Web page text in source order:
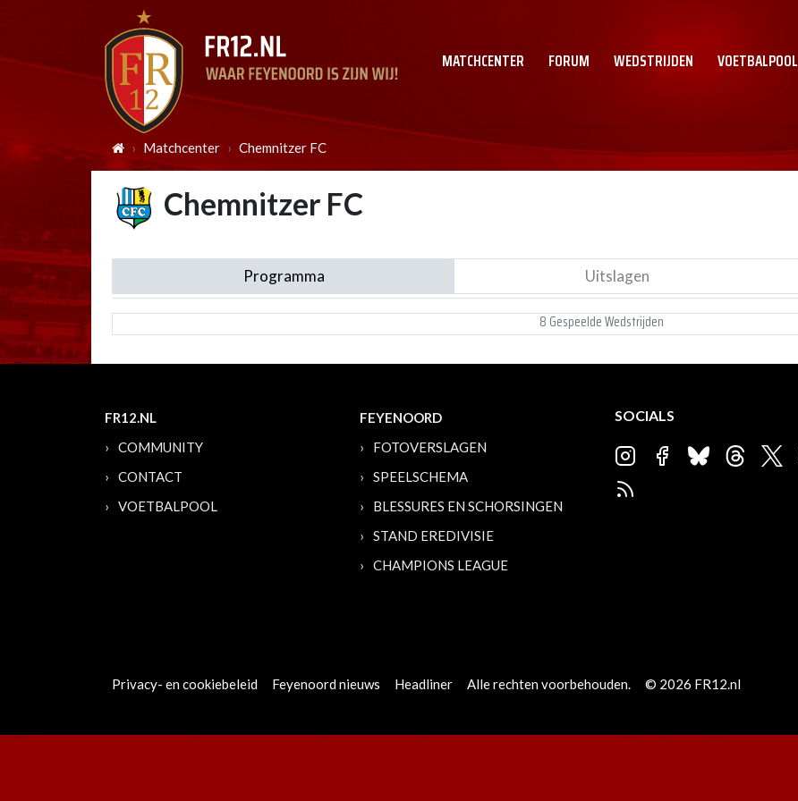
MATCHCENTER FORUM WEDSTRIJDEN VOETBALPOOL
Matchcenter Chemnitzer FC
Chemnitzer FC
Programma Uitslagen
8 Gespeelde Wedstrijden
FR12.NL
COMMUNITY
CONTACT
VOETBALPOOL
FEYENOORD
FOTOVERSLAGEN
SPEELSCHEMA
BLESSURES EN SCHORSINGEN
STAND EREDIVISIE
CHAMPIONS LEAGUE
SOCIALS
Privacy- en cookiebeleid Feyenoord nieuws Headliner Alle rechten voorbehouden. © 2026 FR12.nl